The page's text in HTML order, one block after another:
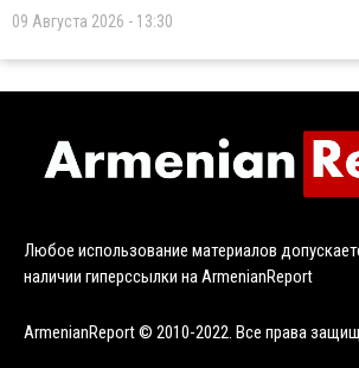
09 Августа 2026 - 13:30
Любое использование материалов
наличии гиперссылки на ArmenianReport
ArmenianReport © 2010-2022. Все права